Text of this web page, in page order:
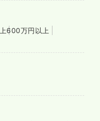
600万円以上